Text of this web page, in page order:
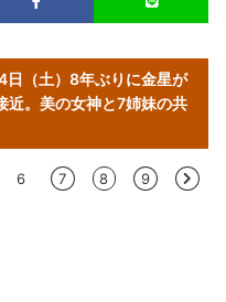
日（土）8年ぶりに金星が
近。美の女神と7姉妹の共
6 7 8 9 >